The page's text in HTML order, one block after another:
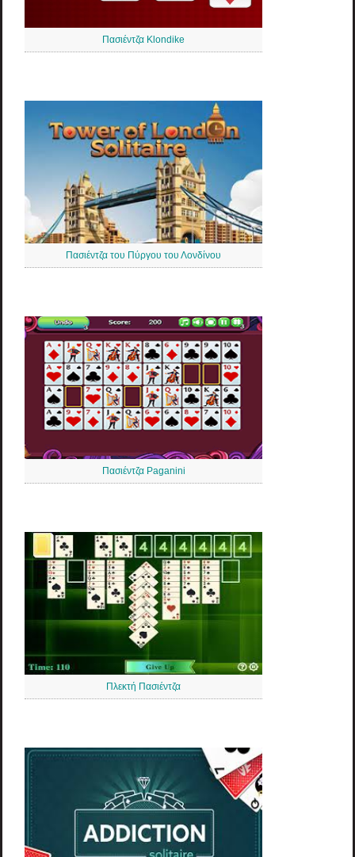
Πασιέντζα Klondike
Πασιέντζα του Πύργου του Λονδίνου
Πασιέντζα Paganini
Πλεκτή Πασιέντζα